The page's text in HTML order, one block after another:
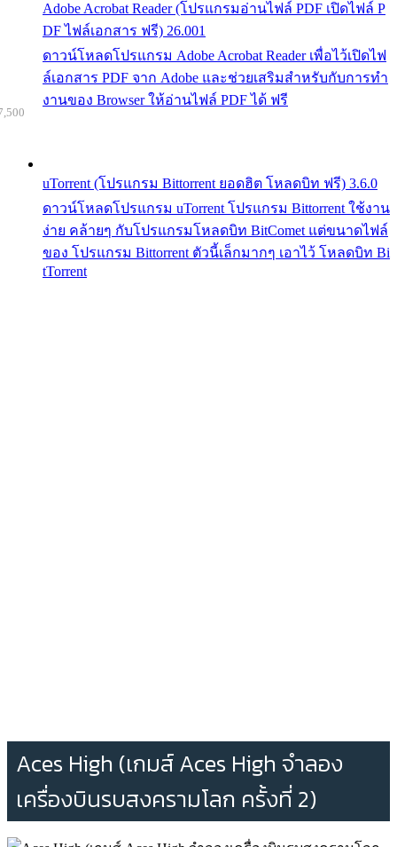
Adobe Acrobat Reader (โปรแกรมอ่านไฟล์ PDF เปิดไฟล์ P
DF ไฟล์เอกสาร ฟรี) 26.001
ดาวน์โหลดโปรแกรม Adobe Acrobat Reader เพื่อไว้เปิดไฟ
ล์เอกสาร PDF จาก Adobe และช่วยเสริมสำหรับกับการทำ
งานของ Browser ให้อ่านไฟล์ PDF ได้ ฟรี
uTorrent (โปรแกรม Bittorrent ยอดฮิต โหลดบิท ฟรี) 3.6.0
ดาวน์โหลดโปรแกรม uTorrent โปรแกรม Bittorrent ใช้งาน
ง่าย คล้ายๆ กับโปรแกรมโหลดบิท BitComet แต่ขนาดไฟล์
ของ โปรแกรม Bittorrent ตัวนี้เล็กมากๆ เอาไว้ โหลดบิท Bi
tTorrent
Aces High (เกมส์ Aces High จำลอง
เครื่องบินรบสงครามโลก ครั้งที่ 2)